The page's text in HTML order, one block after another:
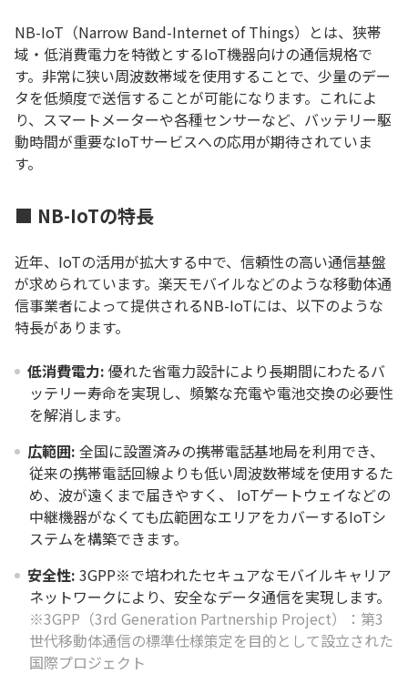
NB-IoT（Narrow Band-Internet of Things）とは、狭帯
域・低消費電力を特徴とするIoT機器向けの通信規格で
す。非常に狭い周波数帯域を使用することで、少量のデー
タを低頻度で送信することが可能になります。これによ
り、スマートメーターや各種センサーなど、バッテリー駆
動時間が重要なIoTサービスへの応用が期待されていま
す。
■ NB-IoTの特長
近年、IoTの活用が拡大する中で、信頼性の高い通信基盤
が求められています。楽天モバイルなどのような移動体通
信事業者によって提供されるNB-IoTには、以下のような
特長があります。
低消費電力: 優れた省電力設計により長期間にわたるバ
ッテリー寿命を実現し、頻繁な充電や電池交換の必要性
を解消します。
広範囲: 全国に設置済みの携帯電話基地局を利用でき、
従来の携帯電話回線よりも低い周波数帯域を使用するた
め、波が遠くまで届きやすく、 IoTゲートウェイなどの
中継機器がなくても広範囲なエリアをカバーするIoTシ
ステムを構築できます。
安全性: 3GPP※で培われたセキュアなモバイルキャリア
ネットワークにより、安全なデータ通信を実現します。
※3GPP（3rd Generation Partnership Project）：第3
世代移動体通信の標準仕様策定を目的として設立された
国際プロジェクト